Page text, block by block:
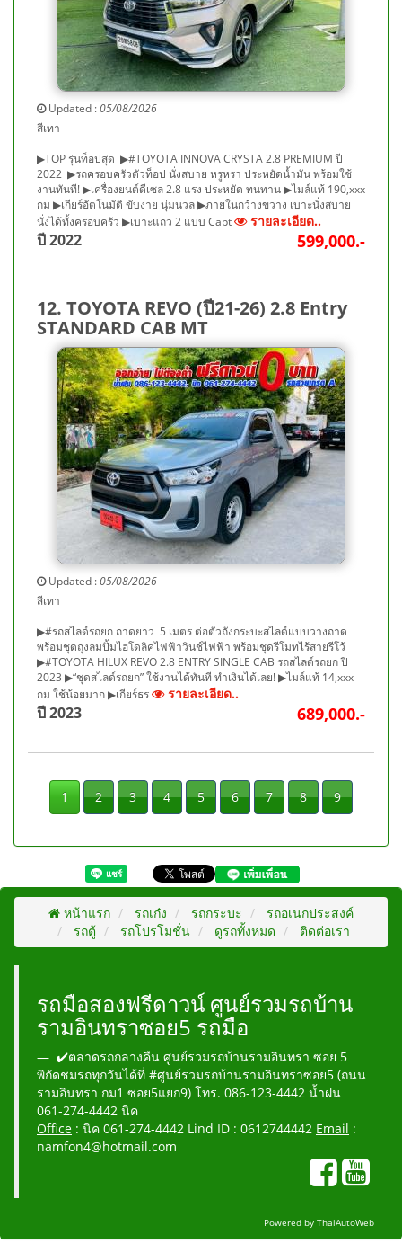
Updated :05/08/2026
สีเทา
▶TOP รุ่นท็อปสุด ▶#TOYOTA INNOVA CRYSTA 2.8 PREMIUM ปี
2022 ▶รถครอบครัวตัวท็อป นั่งสบาย หรูหรา ประหยัดน้ำมัน พร้อมใช้
งานทันที! ▶เครื่องยนต์ดีเซล 2.8 แรง ประหยัด ทนทาน ▶ไมล์แท้ 190,xxx
กม ▶เกียร์อัตโนมัติ ขับง่าย นุ่มนวล ▶ภายในกว้างขวาง เบาะนั่งสบาย
นั่งได้ทั้งครอบครัว ▶เบาะแถว 2 แบบ Capt
รายละเอียด..
ปี 2022 599,000.-
12. TOYOTA REVO (ปี21-26) 2.8 Entry
STANDARD CAB MT
Updated :05/08/2026
สีเทา
▶#รถสไลด์รถยก ถาดยาว 5 เมตร ต่อตัวถังกระบะสไลด์แบบวางถาด
พร้อมชุดถุงลมปั้มไฮโดลิคไฟฟ้าวินช์ไฟฟ้า พร้อมชุดรีโมทไร้สายรีโว้
▶#TOYOTA HILUX REVO 2.8 ENTRY SINGLE CAB รถสไลด์รถยก ปี
2023 ▶“ชุดสไลด์รถยก” ใช้งานได้ทันที ทำเงินได้เลย! ▶ไมล์แท้ 14,xxx
กม ใช้น้อยมาก ▶เกียร์ธร
รายละเอียด..
ปี 2023 689,000.-
1 2 3 4 5 6 7 8 9
หน้าแรก รถเก๋ง รถกระบะ
รถอเนกประสงค์
รถตู้
รถโปรโมชั่น ดูรถทั้งหมด ติดต่อเรา
รถมือสองฟรีดาวน์ ศูนย์รวมรถบ้าน
รามอินทราซอย5 รถมือ
✔️ตลาดรถกลางคืน ศูนย์รวมรถบ้านรามอินทรา ซอย 5
พิกัดชมรถทุกวันได้ที่ #ศูนย์รวมรถบ้านรามอินทราซอย5 (ถนน
รามอินทรา กม1 ซอย5แยก9) โทร. 086-123-4442 น้ำฝน
061-274-4442 นิค
Office : นิค 061-274-4442 Lind ID : 0612744442 Email :
namfon4@hotmail.com
Powered by ThaiAutoWeb